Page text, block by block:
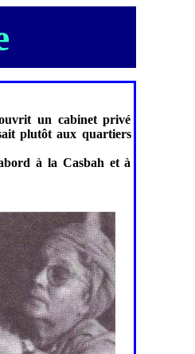
un cabinet privé
plutôt aux quartiers
à la Casbah et à